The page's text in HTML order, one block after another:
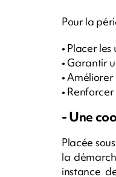
Pour la
• Placer
• Garantir
•
•
- Une
Placée
la
instance